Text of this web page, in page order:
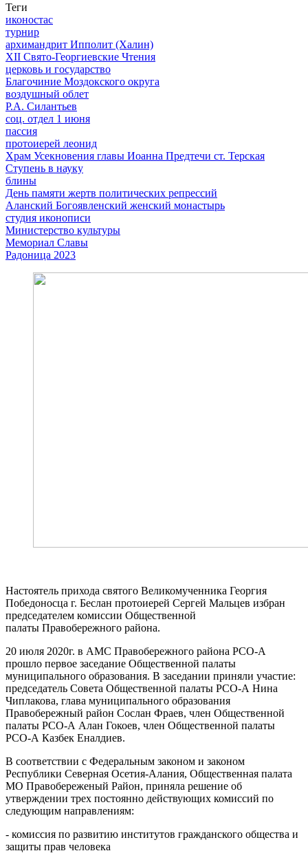
Теги
иконостас
турнир
архимандрит Ипполит (Халин)
XII Свято-Георгиевские Чтения
церковь и государство
Благочиние Моздокского округа
воздушный облет
Р.А. Силантьев
соц. отдел 1 июня
пассия
протоиерей леонид
Храм Усекновения главы Иоанна Предтечи ст. Терская
Ступень в науку
блины
День памяти жертв политических репрессий
Аланский Богоявленский женский монастырь
студия иконописи
Министерство культуры
Мемориал Славы
Радоница 2023
Настоятель прихода святого Великомученника Георгия
Победоносца г. Беслан протоиерей Сергей Мальцев избран
председателем комиссии Общественной
палаты Правобережного района.
20 июля 2020г. в АМС Правобережного района РСО-А
прошло первое заседание Общественной палаты
муниципального образования. В заседании приняли участие:
председатель Совета Общественной палаты РСО-А Нина
Чиплакова, глава муниципального образования
Правобережный район Сослан Фраев, член Общественной
палаты РСО-А Алан Гокоев, член Общественной палаты
РСО-А Казбек Еналдиев.
В соответствии с Федеральным законом и законом
Республики Северная Осетия-Алания, Общественная палата
МО Правобереженый Район, приняла решение об
утверждении трех постоянно действующих комиссий по
следующим направлениям:
- комиссия по развитию институтов гражданского общества и
защиты прав человека